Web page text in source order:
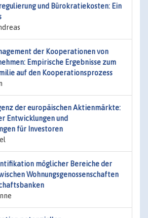
und Bürokratiekosten: Ein
der Kooperationen von
Empirische Ergebnisse zum
auf den Kooperationsprozess
der europäischen Aktienmärkte:
Entwicklungen und
für Investoren
möglicher Bereiche der
Wohnungsgenossenschaften